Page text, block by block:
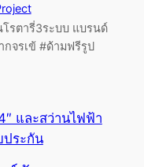
รตารี่3ระบบ แบรนด์
จรเข้ #ด้ามฟรีรูป